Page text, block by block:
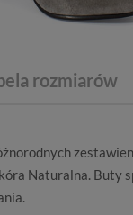
rozmiarów
Naturalna. Buty